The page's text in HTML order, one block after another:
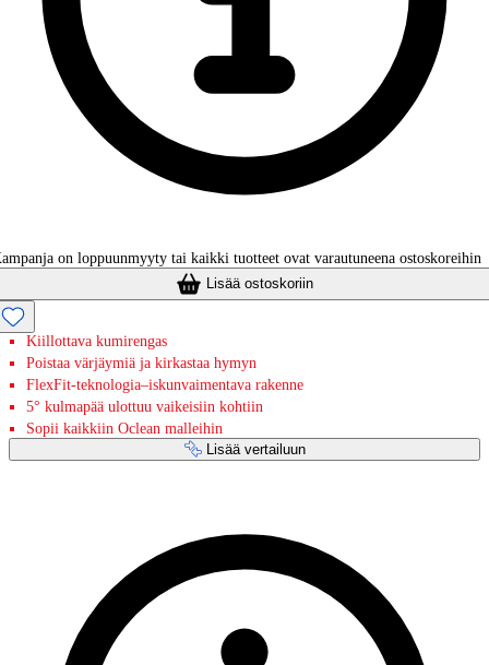
on loppuunmyyty tai kaikki tuotteet ovat varautuneena ostoskoreihin
Lisää ostoskoriin
Kiillottava kumirengas
Poistaa värjäymiä ja kirkastaa hymyn
FlexFit-teknologia–iskunvaimentava rakenne
5° kulmapää ulottuu vaikeisiin kohtiin
Sopii kaikkiin Oclean malleihin
Lisää vertailuun